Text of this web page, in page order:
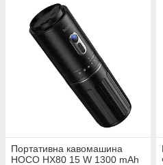
Портативна кавомашина
HOCO HX80 15 W 1300 mAh